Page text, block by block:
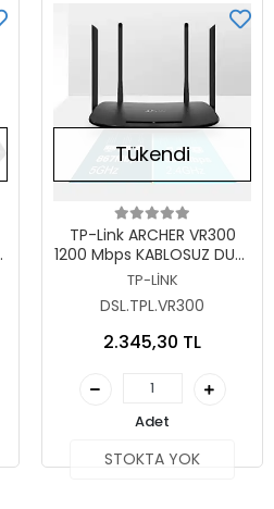
Stokta Yok
Tükendi
TP-Link ARCHER VR300
1200 Mbps KABLOSUZ DUAL
BAND GIGABIT
MODEM/ROUTER
TP-LİNK
DSL.TPL.VR300
2.345,30 TL
Adet
STOKTA YOK